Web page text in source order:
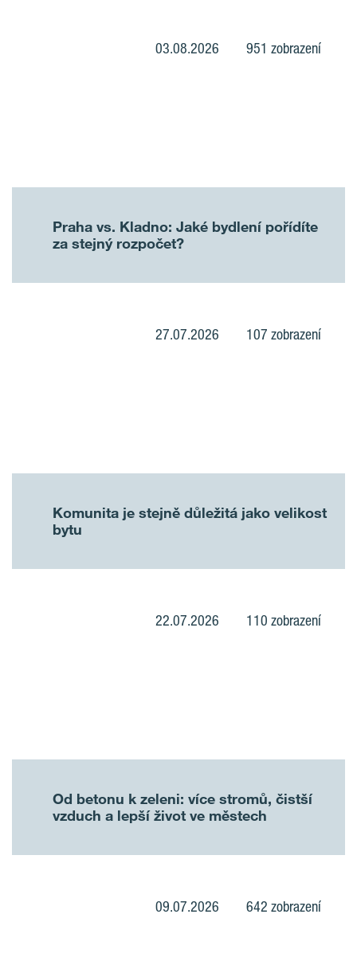
03.08.2026 951 zobrazení
Praha vs. Kladno: Jaké bydlení pořídíte
za stejný rozpočet?
27.07.2026 107 zobrazení
Komunita je stejně důležitá jako velikost
bytu
22.07.2026 110 zobrazení
Od betonu k zeleni: více stromů, čistší
vzduch a lepší život ve městech
09.07.2026 642 zobrazení